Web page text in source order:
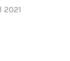
2021